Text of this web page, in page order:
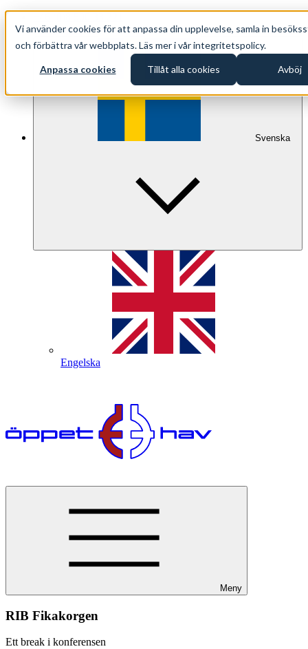
Vi använder cookies för att anpassa din upplevelse, samla in
och förbättra vår webbplats. Läs mer i vår integritetspolicy.
Anpassa cookies Tillåt alla cookies Avböj
info@oppethav.se
Svenska
Engelska
Meny
RIB Fikakorgen
Ett break i konferensen